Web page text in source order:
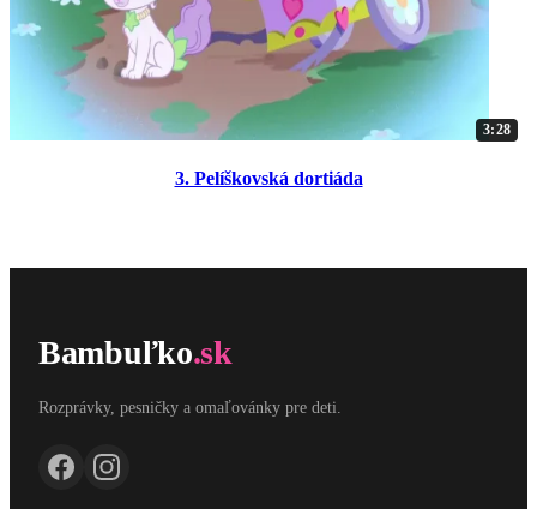
3:28
3. Pelíškovská dortiáda
Bambuľko.sk
Rozprávky, pesničky a omaľovánky pre deti.